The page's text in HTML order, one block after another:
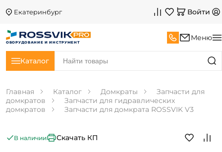
Екатеринбург Войти
ОБОРУДОВАНИЕ И ИНСТРУМЕНТ
Меню
Каталог
Главная Каталог Домкраты
Запчасти для
домкратов
Запчасти для гидравлических
домкратов
Запчасти для домкрата ROSSVIK V3
В наличии Скачать КП